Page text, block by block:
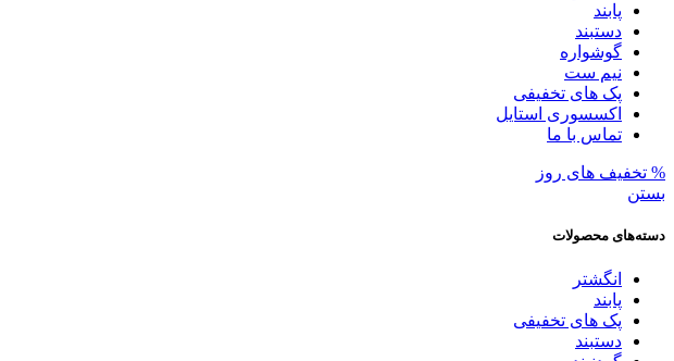
پابند
دستبند
گوشواره
نیم ست
پک های تخفیفی
اکسسوری استایل
تماس با ما
% تخفیف های روز
بستن
دسته‌های محصولات
انگشتر
پابند
پک های تخفیفی
دستبند